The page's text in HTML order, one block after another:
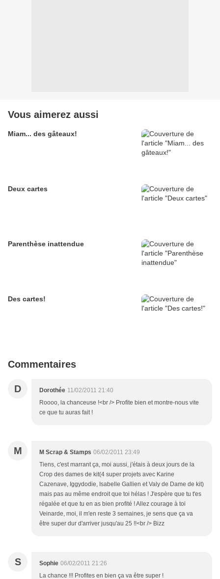
Vous aimerez aussi
Miam... des gâteaux!
Deux cartes
Parenthèse inattendue
Des cartes!
Commentaires
D Dorothée 11/02/2011 21:40
Roooo, la chanceuse !<br /> Profite bien et montre-nous vite
ce que tu auras fait !
M M Scrap & Stamps 06/02/2011 23:49
Tiens, c'est marrant ça, moi aussi, j'étais à deux jours de la
Crop des dames de kit(4 super projets avec Karine
Cazenave, Iggydodie, Isabelle Gallien et Valy de Dame de kit)
mais pas au même endroit que toi hélas ! J'espère que tu t'es
régalée et que tu en as bien profité ! Allez courage à toi
Veinarde, moi, il m'en reste 3 semaines, je sens que ça va
être super dur d'arriver jusqu'au 25 !!<br /> Bizz
S Sophie 06/02/2011 21:26
La chance !!! Profites en bien ça va être super !